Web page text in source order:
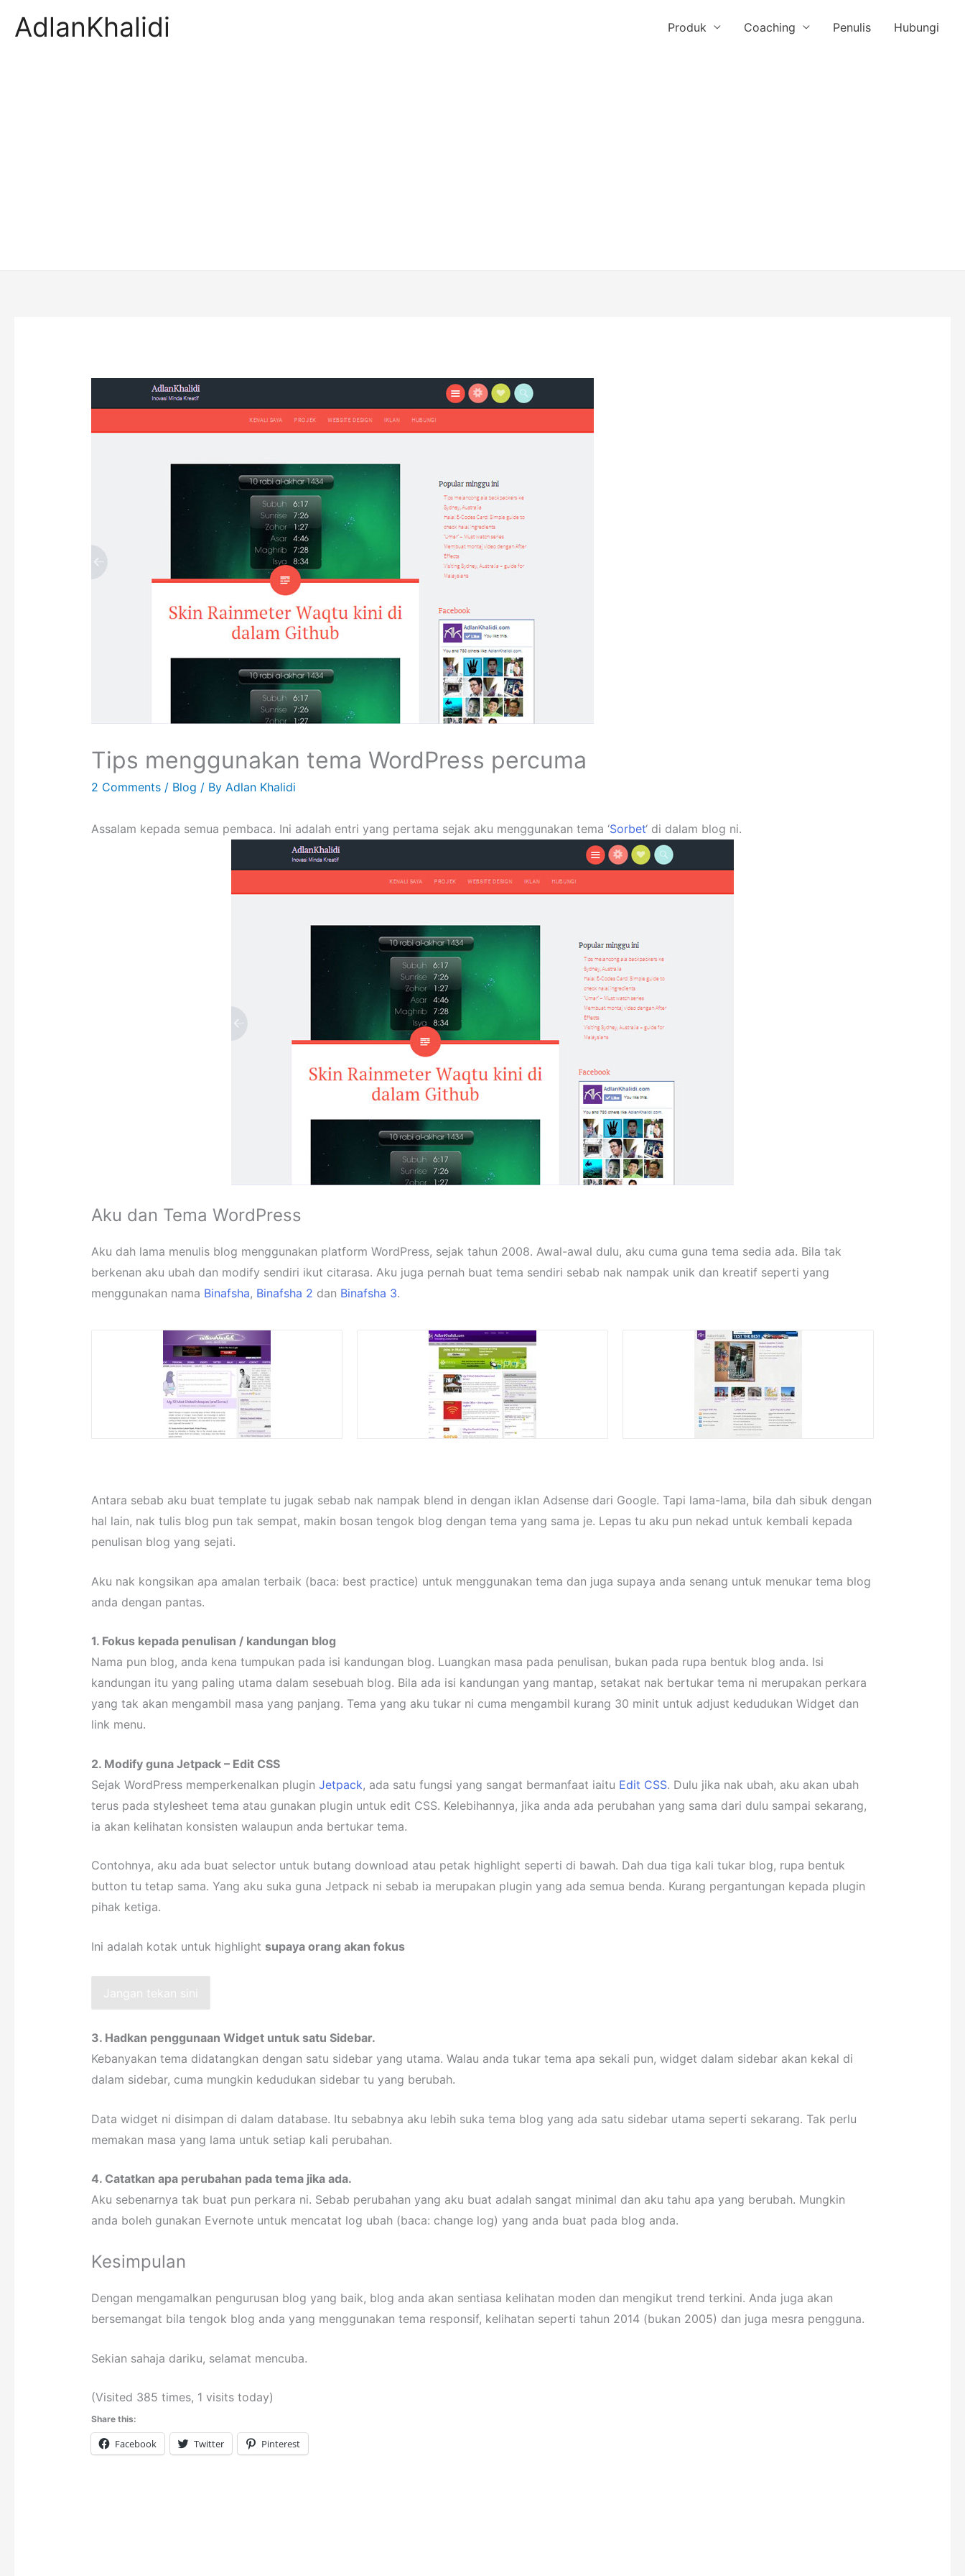
AdlanKhalidi Produk Coaching Penulis Hubungi
Tips menggunakan tema WordPress percuma
2 Comments / Blog / By Adlan Khalidi
Assalam kepada semua pembaca. Ini adalah entri yang pertama sejak aku menggunakan tema ‘Sorbet‘ di dalam blog ni.
Aku dan Tema WordPress
Aku dah lama menulis blog menggunakan platform WordPress, sejak tahun 2008. Awal-awal dulu, aku cuma guna tema sedia ada. Bila tak
berkenan aku ubah dan modify sendiri ikut citarasa. Aku juga pernah buat tema sendiri sebab nak nampak unik dan kreatif seperti yang
menggunakan nama Binafsha, Binafsha 2 dan Binafsha 3.
Antara sebab aku buat template tu jugak sebab nak nampak blend in dengan iklan Adsense dari Google. Tapi lama-lama, bila dah sibuk dengan
hal lain, nak tulis blog pun tak sempat, makin bosan tengok blog dengan tema yang sama je. Lepas tu aku pun nekad untuk kembali kepada
penulisan blog yang sejati.
Aku nak kongsikan apa amalan terbaik (baca: best practice) untuk menggunakan tema dan juga supaya anda senang untuk menukar tema blog
anda dengan pantas.
1. Fokus kepada penulisan / kandungan blog
Nama pun blog, anda kena tumpukan pada isi kandungan blog. Luangkan masa pada penulisan, bukan pada rupa bentuk blog anda. Isi
kandungan itu yang paling utama dalam sesebuah blog. Bila ada isi kandungan yang mantap, setakat nak bertukar tema ni merupakan perkara
yang tak akan mengambil masa yang panjang. Tema yang aku tukar ni cuma mengambil kurang 30 minit untuk adjust kedudukan Widget dan
link menu.
2. Modify guna Jetpack – Edit CSS
Sejak WordPress memperkenalkan plugin Jetpack, ada satu fungsi yang sangat bermanfaat iaitu Edit CSS. Dulu jika nak ubah, aku akan ubah
terus pada stylesheet tema atau gunakan plugin untuk edit CSS. Kelebihannya, jika anda ada perubahan yang sama dari dulu sampai sekarang,
ia akan kelihatan konsisten walaupun anda bertukar tema.
Contohnya, aku ada buat selector untuk butang download atau petak highlight seperti di bawah. Dah dua tiga kali tukar blog, rupa bentuk
button tu tetap sama. Yang aku suka guna Jetpack ni sebab ia merupakan plugin yang ada semua benda. Kurang pergantungan kepada plugin
pihak ketiga.
Ini adalah kotak untuk highlight supaya orang akan fokus
Jangan tekan sini
3. Hadkan penggunaan Widget untuk satu Sidebar.
Kebanyakan tema didatangkan dengan satu sidebar yang utama. Walau anda tukar tema apa sekali pun, widget dalam sidebar akan kekal di
dalam sidebar, cuma mungkin kedudukan sidebar tu yang berubah.
Data widget ni disimpan di dalam database. Itu sebabnya aku lebih suka tema blog yang ada satu sidebar utama seperti sekarang. Tak perlu
memakan masa yang lama untuk setiap kali perubahan.
4. Catatkan apa perubahan pada tema jika ada.
Aku sebenarnya tak buat pun perkara ni. Sebab perubahan yang aku buat adalah sangat minimal dan aku tahu apa yang berubah. Mungkin
anda boleh gunakan Evernote untuk mencatat log ubah (baca: change log) yang anda buat pada blog anda.
Kesimpulan
Dengan mengamalkan pengurusan blog yang baik, blog anda akan sentiasa kelihatan moden dan mengikut trend terkini. Anda juga akan
bersemangat bila tengok blog anda yang menggunakan tema responsif, kelihatan seperti tahun 2014 (bukan 2005) dan juga mesra pengguna.
Sekian sahaja dariku, selamat mencuba.
(Visited 385 times, 1 visits today)
Share this:
Facebook Twitter Pinterest